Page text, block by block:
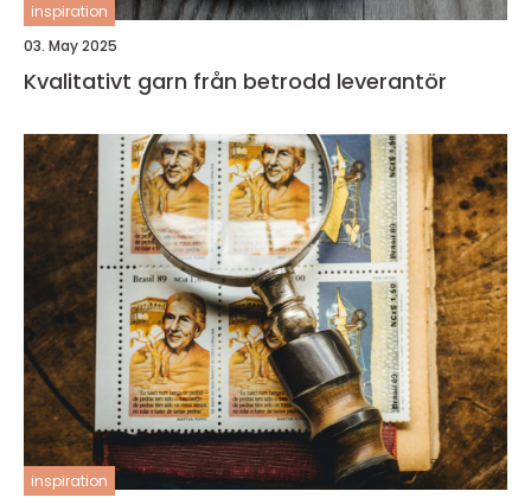
inspiration
03. May 2025
Kvalitativt garn från betrodd leverantör
inspiration